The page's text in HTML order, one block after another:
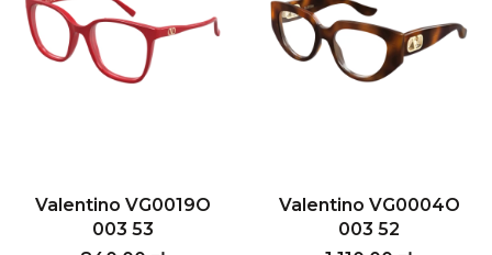
Valentino VG0019O
003 53
Valentino VG0004O
003 52